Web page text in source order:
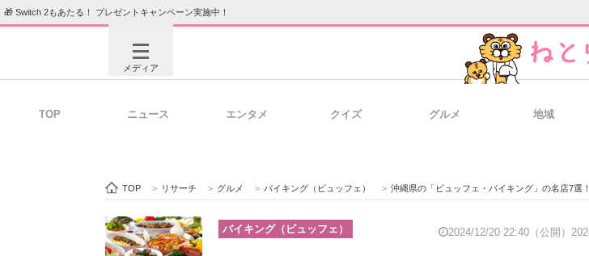
🎁 Switch 2もあたる！ プレゼントキャンペーン実施中！
メディア
ビジネスと働き方のヒント AI活用のいまが分かる
TOP ニュース エンタメ クイズ グルメ 地域
TOP > リサーチ > グルメ > バイキング（ビュッフェ） > 沖縄県の「ビュッフェ・バイキング」の名店7選
バイキング（ビュッフェ） 2024/12/20 22:40（公開）